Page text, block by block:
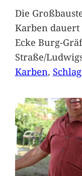
Die
Karben
Ecke Burg-
Straße/
Karben,